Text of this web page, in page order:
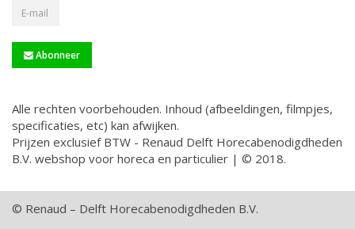
Abonneer
Alle rechten voorbehouden. Inhoud (afbeeldingen, filmpjes,
specificaties, etc) kan afwijken.
Prijzen exclusief BTW - Renaud Delft Horecabenodigdheden
B.V. webshop voor horeca en particulier | © 2018.
© Renaud – Delft Horecabenodigdheden B.V.